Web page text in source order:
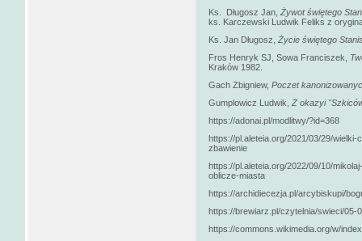
Ks. Długosz Jan, Żywot świętego
ks. Karczewski Ludwik Feliks z
Ks. Jan Długosz, Życie świętego
Fros Henryk SJ, Sowa Franciszek,
Kraków 1982.
Gach Zbigniew, Poczet
Gumplowicz Ludwik, Z okazyi
https://adonai.pl/modlitwy/?id=368
https://pl.aleteia.org/2021/03/29/
zbawienie
https://pl.aleteia.org/2022/09/10/
oblicze-miasta
https://archidiecezja.pl/arcybiskupi/
https://brewiarz.pl/czytelnia/swieci/05-
https://commons.wikimedia.org/w/